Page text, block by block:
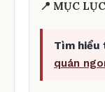
📍 MỤC
Tìm hiểu
quán